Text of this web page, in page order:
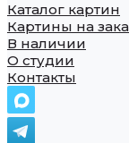
Каталог картин
Картины на
В наличии
О студии
Контакты